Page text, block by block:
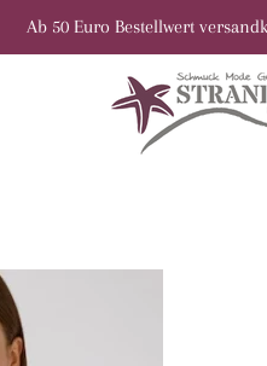
Ab 50 Euro Bestellwert